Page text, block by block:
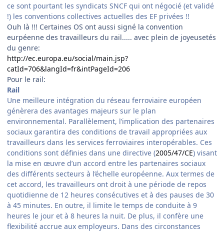
ce sont pourtant les syndicats SNCF qui ont négocié (et validé
!) les conventions collectives actuelles des EF privées !!
Ouh là !!! Certaines OS ont aussi signé la convention
eurpéenne des travailleurs du rail..... avec plein de joyeusetés
du genre:
http://ec.europa.eu/social/main.jsp?
catId=706&langId=fr&intPageId=206
Pour le rail:
Rail
Une meilleure intégration du réseau ferroviaire européen
génèrera des avantages majeurs sur le plan
environnemental. Parallèlement, l’implication des partenaires
sociaux garantira des conditions de travail appropriées aux
travailleurs dans les services ferroviaires interopérables. Ces
conditions sont définies dans une directive (2005/47/CE) visant
la mise en œuvre d’un accord entre les partenaires sociaux
des différents secteurs à l’échelle européenne. Aux termes de
cet accord, les travailleurs ont droit à une période de repos
quotidienne de 12 heures consécutives et à des pauses de 30
à 45 minutes. En outre, il limite le temps de conduite à 9
heures le jour et à 8 heures la nuit. De plus, il confère une
flexibilité accrue aux employeurs. Dans des circonstances